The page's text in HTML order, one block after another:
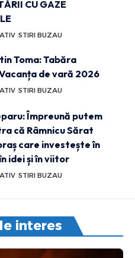
CU GAZE
STIRI BUZAU
Toma: Tabăra
de vară 2026
STIRI BUZAU
Împreună putem
că Râmnicu Sărat
care investește în
idei și în viitor
STIRI BUZAU
interes